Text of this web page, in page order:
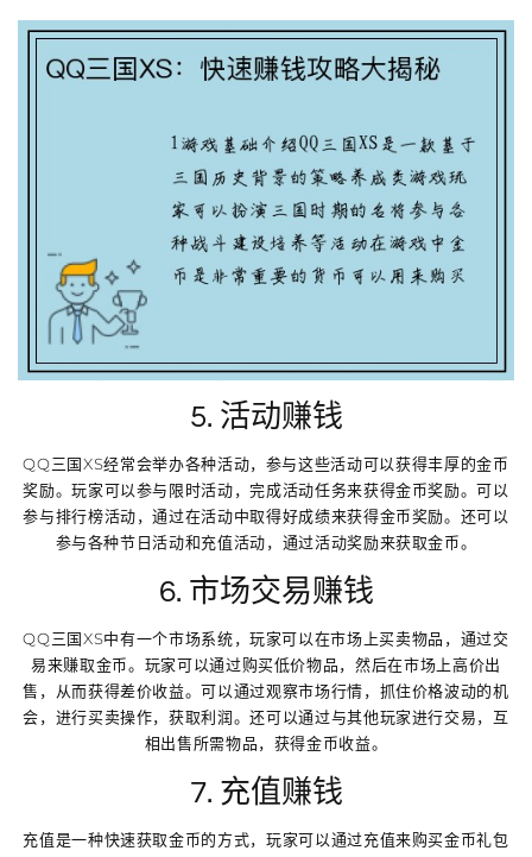
5. 活动赚钱
QQ三国XS经常会举办各种活动，参与这些活动可以获得丰厚的金币
奖励。玩家可以参与限时活动，完成活动任务来获得金币奖励。可以
参与排行榜活动，通过在活动中取得好成绩来获得金币奖励。还可以
参与各种节日活动和充值活动，通过活动奖励来获取金币。
6. 市场交易赚钱
QQ三国XS中有一个市场系统，玩家可以在市场上买卖物品，通过交
易来赚取金币。玩家可以通过购买低价物品，然后在市场上高价出
售，从而获得差价收益。可以通过观察市场行情，抓住价格波动的机
会，进行买卖操作，获取利润。还可以通过与其他玩家进行交易，互
相出售所需物品，获得金币收益。
7. 充值赚钱
充值是一种快速获取金币的方式，玩家可以通过充值来购买金币礼包